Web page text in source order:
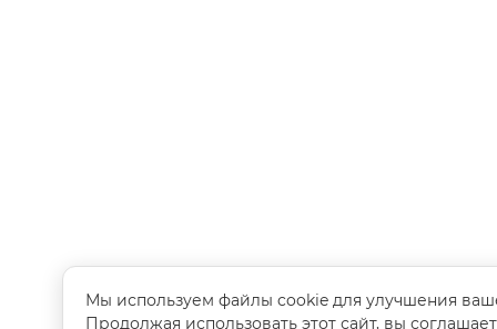
Мы используем файлы cookie для улучшения
Продолжая использовать этот сайт, вы